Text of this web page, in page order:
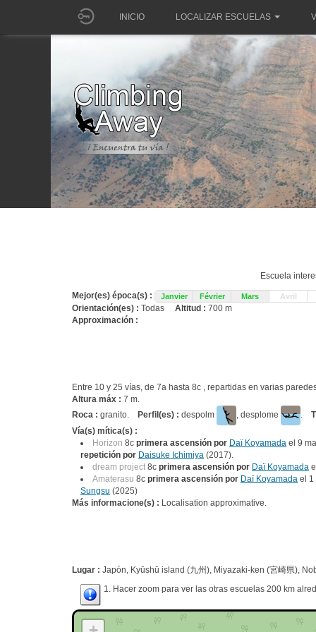
INICIO LOCALIZAR ESCUELAS
Escuela
Mejor(es) época(s) : Janvier Février Mars Avril
Orientación(es) : Todas Altitud : 700 m
Approximación :
Entre 10 y 25 vías, de 7a hasta 8c , repartidas en varias
Altura máx : 7 m.
Roca : granito. Perfil(es) : despolm , desplome .
Vía(s) mítica(s) :
Horizon 8c primera ascensión por Daï Koyamada el 9
repetición por Daisuke Ichimiya (2017).
dream project 8c primera ascensión por Daï Koyamada
Amaterasu 8c primera ascensión por Daï Koyamada el 1
Sungsu (2025)
Más informacione(s) : Localisation approximative.
Lugar : Japón, Kyūshū island (九州), Miyazaki-ken (宮崎県),
1. Hacer zoom para ver las otras escuelas 200 km